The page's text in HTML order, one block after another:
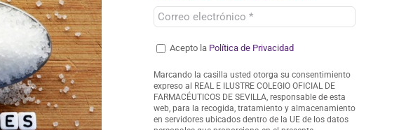
Acepto la Política de Privacidad
Marcando la casilla usted otorga su consentimiento
expreso al REAL E ILUSTRE COLEGIO OFICIAL DE
FARMACÉUTICOS DE SEVILLA, responsable de esta
web, para la recogida, tratamiento y almacenamiento
en servidores ubicados dentro de la UE de los datos